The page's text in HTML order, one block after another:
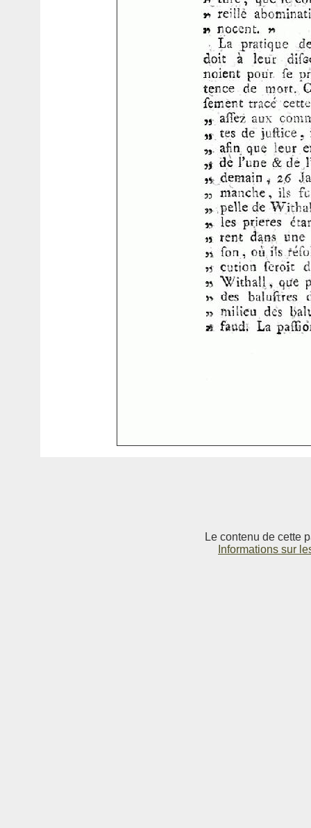
Le contenu de cette
Informations sur